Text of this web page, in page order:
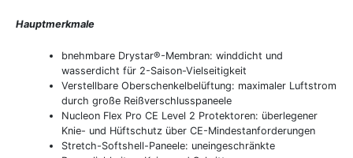
Hauptmerkmale
bnehmbare Drystar®-Membran: winddicht und
wasserdicht für 2-Saison-Vielseitigkeit
Verstellbare Oberschenkelbelüftung: maximaler Luftstrom
durch große Reißverschlusspaneele
Nucleon Flex Pro CE Level 2 Protektoren: überlegener
Knie- und Hüftschutz über CE-Mindestanforderungen
Stretch-Softshell-Paneele: uneingeschränkte